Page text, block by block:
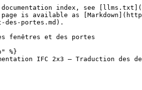
valign="top">Enumérateur</th><th valign="top">Description</th><th valign="top">Image</th></tr></thead><tbody><tr><td valign="top"><strong><code>SinglePanel</code></strong></td><td valign="top">Fenêtre avec un seul ouvrant.</td><td valign="top"><img src="/files/DitMcU7eVQ6tGMpDbs2e" alt="" data-size="original"></td></tr><tr><td valign="top"><strong><code>DoublePanelVertical</code></strong></td><td valign="top">Fenêtre à deux vantaux. La configuration des vantaux est verticale.</td><td valign="top"><img src="/files/7VTxEHdVN8WxfNF0ibGy" alt="" data-size="original"></td></tr><tr><td valign="top"><strong><code>DoublePanelHorizontal</code></strong></td><td valign="top">Fenêtre à deux vantaux. La configuration des vantaux est horizontale.</td><td valign="top"><img src="/files/RC4ifOrvLw4aEy8rJBVO" alt="" data-size="original"></td></tr><tr><td valign="top"><strong><code>TriplePanelVertical</code></strong></td><td valign="top">Fenêtre à trois vantaux. La configuration des vantaux est verticale.</td><td valign="top"><img src="/files/dCtqM3VG2LPW0bCE8QsN" alt="" data-size="original"></td></tr><tr><td valign="top"><strong><code>TriplePanelHorizontal</code></strong></td><td valign="top">Fenêtre à trois vantaux. La configuration des vantaux est horizontale.</td><td valign="top"><img src="/files/wGLFpkI8qCyHYNipnoS6" alt="" data-size="original"></td></tr><tr><td valign="top"><strong><code>TriplePanelBottom</code></strong></td><td valign="top">Fenêtre à trois vantaux. La configuration de deux vantaux est verticale et le troisième est placé en bas, horizontalement.</td><td valign="top"><img src="/files/H6moyzn9CsNXVD9LDlEM" alt="" data-size="original"></td></tr><tr><td valign="top"><strong><code>TriplePanelTop</code></strong></td><td valign="top">Fenêtre à trois vantaux. La configuration de deux vantaux est verticale et le troisième est placé en haut, horizontalement.</td><td valign="top"><img src="/files/aaf7D2COCZ7jLdFP1IIu" alt="" data-size="original"></td></tr><tr><td valign="top"><strong><code>TriplePanelLeft</code></strong></td><td